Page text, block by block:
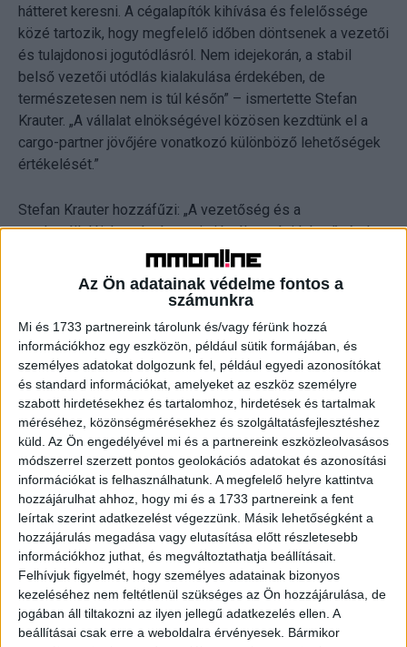
Az Ön adatainak védelme fontos a
számunkra
Mi és 1733 partnereink tárolunk és/vagy férünk hozzá
információkhoz egy eszközön, például sütik formájában, és
személyes adatokat dolgozunk fel, például egyedi azonosítókat
és standard információkat, amelyeket az eszköz személyre
szabott hirdetésekhez és tartalomhoz, hirdetések és tartalmak
méréséhez, közönségmérésekhez és szolgáltatásfejlesztéshez
küld. Az Ön engedélyével mi és a partnereink eszközleolvasásos
módszerrel szerzett pontos geolokációs adatokat és azonosítási
információkat is felhasználhatunk. A megfelelő helyre kattintva
hozzájárulhat ahhoz, hogy mi és a 1733 partnereink a fent
leírtak szerint adatkezelést végezzünk. Másik lehetőségként a
hozzájárulás megadása vagy elutasítása előtt részletesebb
információkhoz juthat, és megváltoztathatja beállításait.
Felhívjuk figyelmét, hogy személyes adatainak bizonyos
kezeléséhez nem feltétlenül szükséges az Ön hozzájárulása, de
jogában áll tiltakozni az ilyen jellegű adatkezelés ellen. A
beállításai csak erre a weboldalra érvényesek. Bármikor
hátteret keresni. A cégalapítók kihívása és felelőssége
közé tartozik, hogy megfelelő időben döntsenek a vezetői
és tulajdonosi jogutódlásról. Nem idejekorán, a stabil
belső vezetői utódlás kialakulása érdekében, de
természetesen nem is túl későn” – ismertette Stefan
Krauter. „A vállalat elnökségével közösen kezdtünk el a
cargo-partner jövőjére vonatkozó különböző lehetőségek
értékelését.”
Stefan Krauter hozzáfűzi: „A vezetőség és a
munkavállalóink számára az is jó választási lehetőség lett
volna, ha teljesen egyedül folytatjuk tovább
működésünket, de mivel az NX Groupban megtaláltuk az
ideális új stratégiai tulajdonost, végül meggyőződtünk
arról, hogy ez a helyes út a továbblépéshez. Az NX Group
eddigi integrációs politikáját követve a cargo-partner
szervezeti felépítésben és a brand szempontjából is
cargo-partner marad – és minden eddiginél erősebb
cargo-partnerré válik.”
Az ügylet 2023. május 12-én jött létre, és a szokásos
szabályozási (trösztellenes és közvetlen
tőkebefektetési) jóváhagyásoktól függően a szerződés
későbbi véglegesítésével együtt várhatóan négy-hét
hónap múlva lép hatályba.
„Mindkét szervezetnél jelentős szinergiák keletkeznek
többek között a globális jelenlét, a kibővített
szolgáltatásportfólió, a megerősített regionális